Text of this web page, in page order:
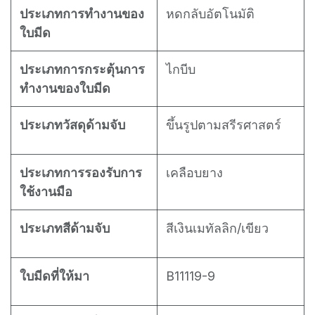
ประเภทการทำงานของ
ใบมีด
หดกลับอัตโนมัติ
ประเภทการกระตุ้นการ
ทำงานของใบมีด
ไกบีบ
ประเภทวัสดุด้ามจับ ขึ้นรูปตามสรีรศาสตร์
ประเภทการรองรับการ
ใช้งานมือ
เคลือบยาง
ประเภทสีด้ามจับ สีเงินเมทัลลิก/เขียว
ใบมีดที่ให้มา B11119-9